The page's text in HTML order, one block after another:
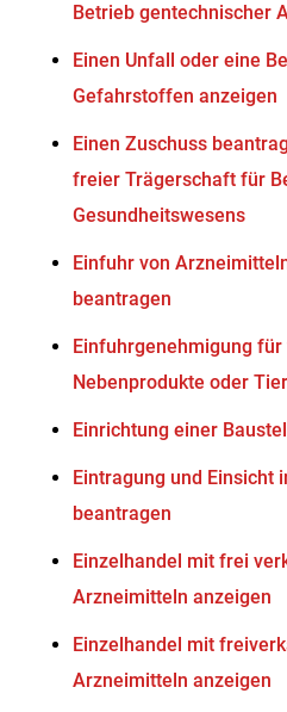
Betrieb gentechnischer
Einen Unfall oder eine
Gefahrstoffen anzeigen
Einen Zuschuss
freier Trägerschaft für
Gesundheitswesens
Einfuhr von
beantragen
Einfuhrgenehmigung für
Nebenprodukte oder
Einrichtung einer
Eintragung und Einsicht
beantragen
Einzelhandel mit frei
Arzneimitteln anzeigen
Einzelhandel mit
Arzneimitteln anzeigen